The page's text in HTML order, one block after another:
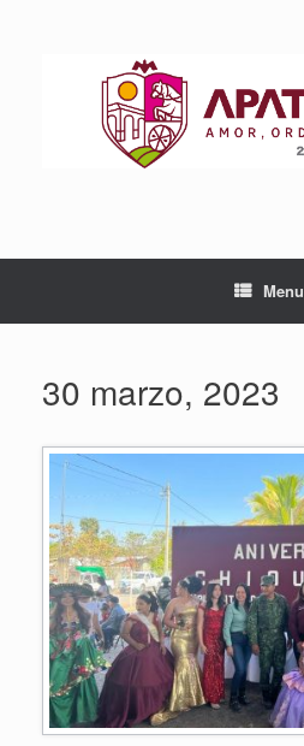
Menu
30 marzo, 2023